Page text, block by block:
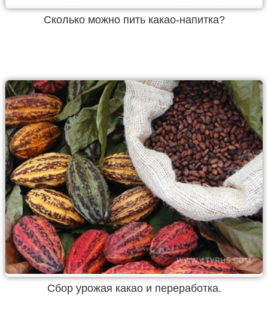
Сколько можно пить какао-напитка?
Сбор урожая какао и переработка.